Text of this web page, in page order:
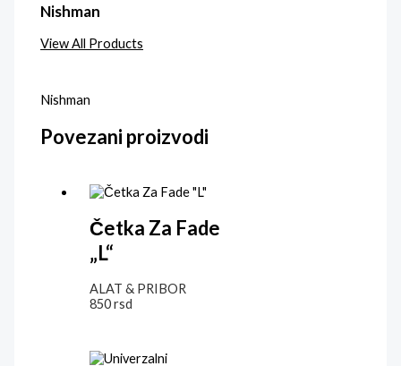
Nishman
View All Products
Nishman
Povezani proizvodi
Četka Za Fade
„L“
ALAT & PRIBOR
850rsd